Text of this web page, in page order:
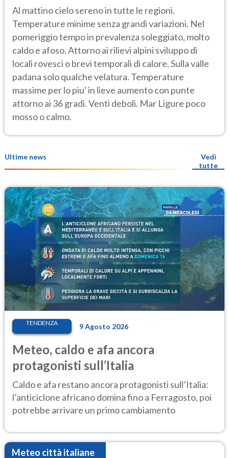
Al mattino cielo sereno in tutte le regioni.
Temperature minime senza grandi variazioni. Nel
pomeriggio tempo in prevalenza soleggiato, molto
caldo e afoso. Attorno ai rilievi alpini sviluppo di
locali rovesci o brevi temporali di calore. Sulla valle
padana solo qualche velatura. Temperature
massime per lo piu' in lieve aumento con punte
attorno ai 36 gradi. Venti deboli. Mar Ligure poco
mosso o calmo.
Ultime news
Vedi
tutte
TENDENZA 9 Agosto 2026
Meteo, caldo e afa ancora
protagonisti sull’Italia
Caldo e afa restano ancora protagonisti sull’Italia:
l’anticiclone africano domina fino a Ferragosto, poi
potrebbe arrivare un primo cambiamento
Meteo città italiane